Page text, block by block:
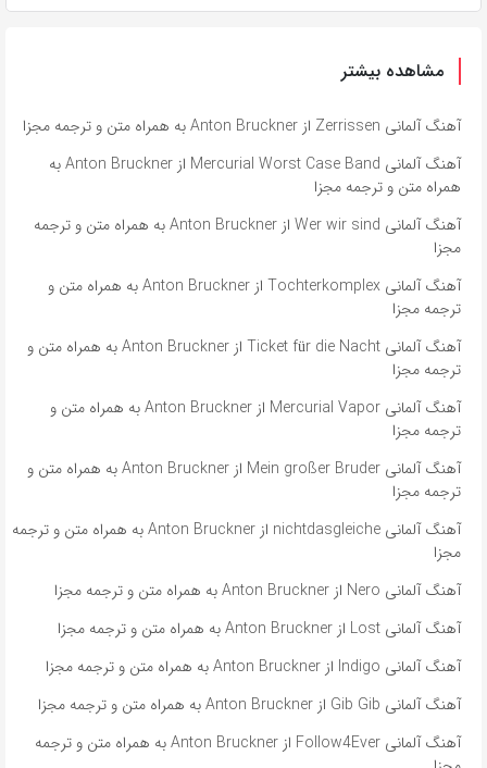
مشاهده بیشتر
آهنگ آلمانی Zerrissen از Anton Bruckner به همراه متن و ترجمه مجزا
آهنگ آلمانی Mercurial Worst Case Band از Anton Bruckner به
همراه متن و ترجمه مجزا
آهنگ آلمانی Wer wir sind از Anton Bruckner به همراه متن و ترجمه
مجزا
آهنگ آلمانی Tochterkomplex از Anton Bruckner به همراه متن و
ترجمه مجزا
آهنگ آلمانی Ticket für die Nacht از Anton Bruckner به همراه متن و
ترجمه مجزا
آهنگ آلمانی Mercurial Vapor از Anton Bruckner به همراه متن و
ترجمه مجزا
آهنگ آلمانی Mein großer Bruder از Anton Bruckner به همراه متن و
ترجمه مجزا
آهنگ آلمانی ​​nichtdasgleiche از Anton Bruckner به همراه متن و ترجمه
مجزا
آهنگ آلمانی Nero از Anton Bruckner به همراه متن و ترجمه مجزا
آهنگ آلمانی Lost از Anton Bruckner به همراه متن و ترجمه مجزا
آهنگ آلمانی Indigo از Anton Bruckner به همراه متن و ترجمه مجزا
آهنگ آلمانی Gib Gib از Anton Bruckner به همراه متن و ترجمه مجزا
آهنگ آلمانی Follow4Ever از Anton Bruckner به همراه متن و ترجمه